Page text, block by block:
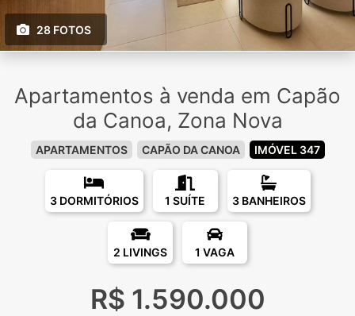
28 FOTOS
Apartamentos à venda em Capão
da Canoa, Zona Nova
APARTAMENTOS CAPÃO DA CANOA IMÓVEL 347
3 DORMITÓRIOS 1 SUÍTE 3 BANHEIROS
2 LIVINGS 1 VAGA
R$ 1.590.000